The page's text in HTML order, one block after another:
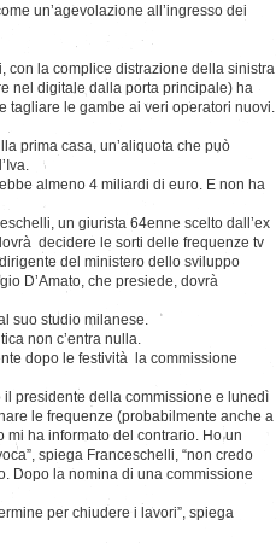
un’agevolazione all’ingresso dei
con la complice distrazione della sinistra
nel digitale dalla porta principale) ha
tagliare le gambe ai veri operatori nuovi.
prima casa, un’aliquota che può
almeno 4 miliardi di euro. E non ha
un giurista 64enne scelto dall’ex
decidere le sorti delle frequenze tv
del ministero dello sviluppo
D’Amato, che presiede, dovrà
suo studio milanese.
non c’entra nulla.
dopo le festività la commissione
presidente della commissione e lunedì
le frequenze (probabilmente anche a
mi ha informato del contrario. Ho un
spiega Franceschelli, “non credo
Dopo la nomina di una commissione
per chiudere i lavori”, spiega